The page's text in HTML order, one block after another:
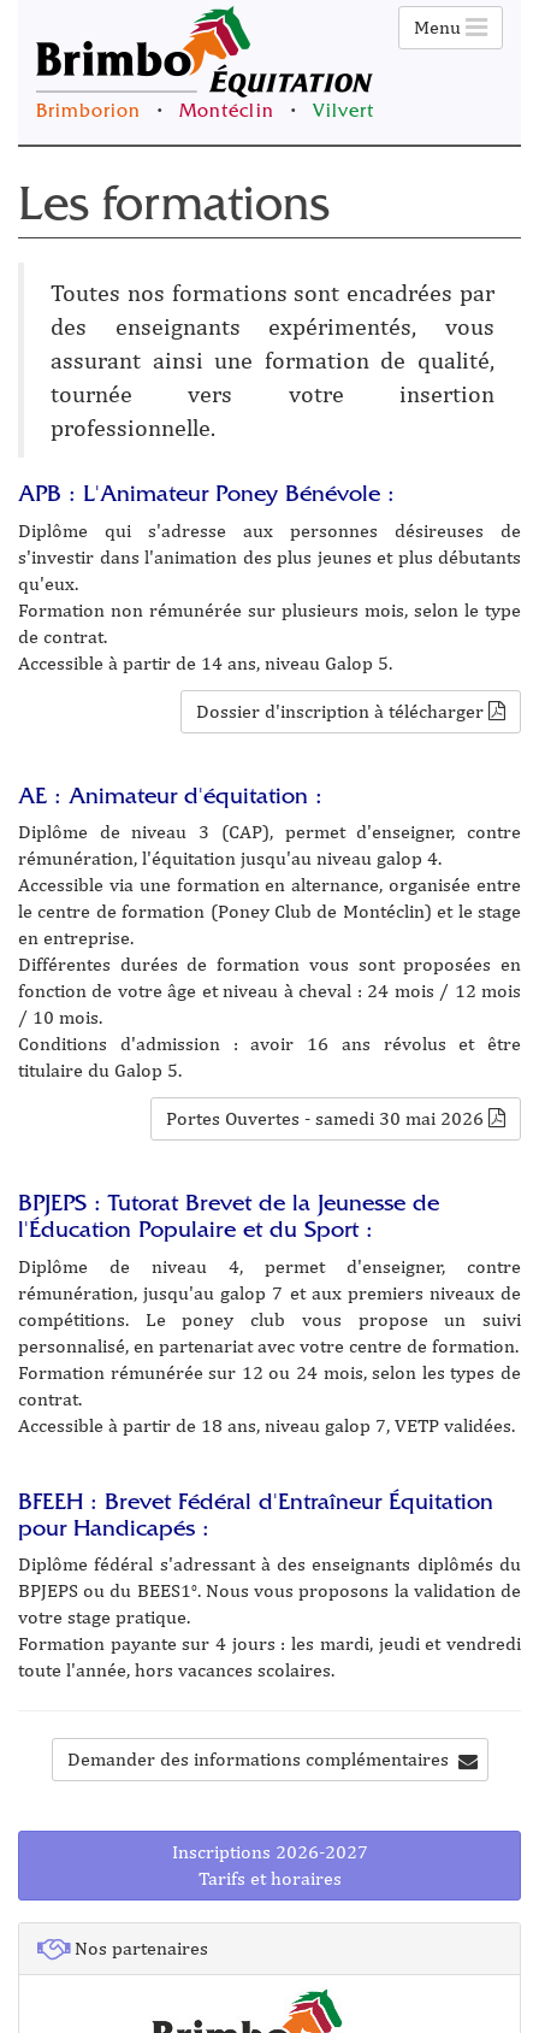
Menu
Brimborion • Montéclin • Vilvert
Les formations
Toutes nos formations sont encadrées par
des enseignants expérimentés, vous
assurant ainsi une formation de qualité,
tournée vers votre insertion
professionnelle.
APB : L'Animateur Poney Bénévole :
Diplôme qui s'adresse aux personnes désireuses de
s'investir dans l'animation des plus jeunes et plus débutants
qu'eux.
Formation non rémunérée sur plusieurs mois, selon le type
de contrat.
Accessible à partir de 14 ans, niveau Galop 5.
Dossier d'inscription à télécharger
AE : Animateur d'équitation :
Diplôme de niveau 3 (CAP), permet d'enseigner, contre
rémunération, l'équitation jusqu'au niveau galop 4.
Accessible via une formation en alternance, organisée entre
le centre de formation (Poney Club de Montéclin) et le stage
en entreprise.
Différentes durées de formation vous sont proposées en
fonction de votre âge et niveau à cheval : 24 mois / 12 mois
/ 10 mois.
Conditions d'admission : avoir 16 ans révolus et être
titulaire du Galop 5.
Portes Ouvertes - samedi 30 mai 2026
BPJEPS : Tutorat Brevet de la Jeunesse de
l'Éducation Populaire et du Sport :
Diplôme de niveau 4, permet d'enseigner, contre
rémunération, jusqu'au galop 7 et aux premiers niveaux de
compétitions. Le poney club vous propose un suivi
personnalisé, en partenariat avec votre centre de formation.
Formation rémunérée sur 12 ou 24 mois, selon les types de
contrat.
Accessible à partir de 18 ans, niveau galop 7, VETP validées.
BFEEH : Brevet Fédéral d'Entraîneur Équitation
pour Handicapés :
Diplôme fédéral s'adressant à des enseignants diplômés du
BPJEPS ou du BEES1o. Nous vous proposons la validation de
votre stage pratique.
Formation payante sur 4 jours : les mardi, jeudi et vendredi
toute l'année, hors vacances scolaires.
Demander des informations complémentaires
Inscriptions 2026-2027
Tarifs et horaires
Nos partenaires